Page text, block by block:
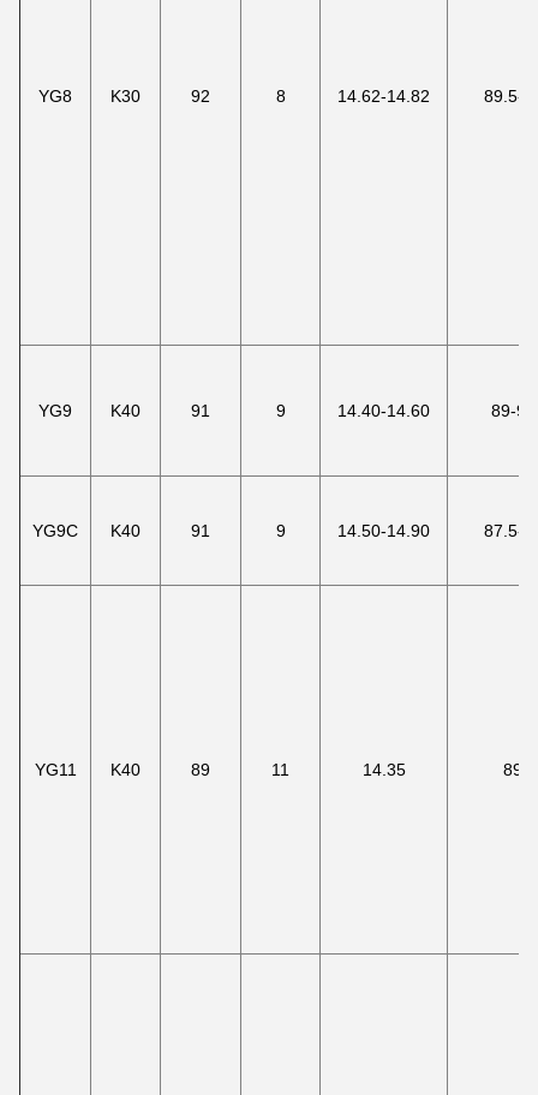
YG8 K30 92 8 14.62-14.82 89.5-
YG9 K40 91 9 14.40-14.60 89-90
YG9C K40 91 9 14.50-14.90 87.5-
YG11 K40 89 11 14.35 89